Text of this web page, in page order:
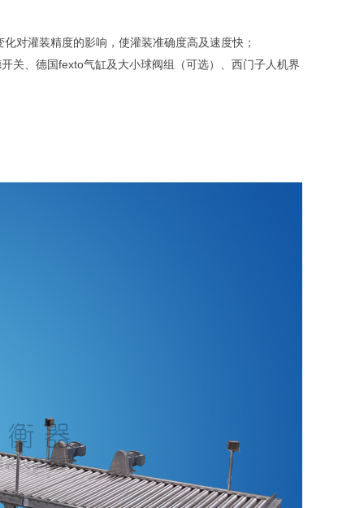
对灌装精度的影响，使灌装准确度高及速度快；
关、德国fexto气缸及大小球阀组（可选）、西门子人机界